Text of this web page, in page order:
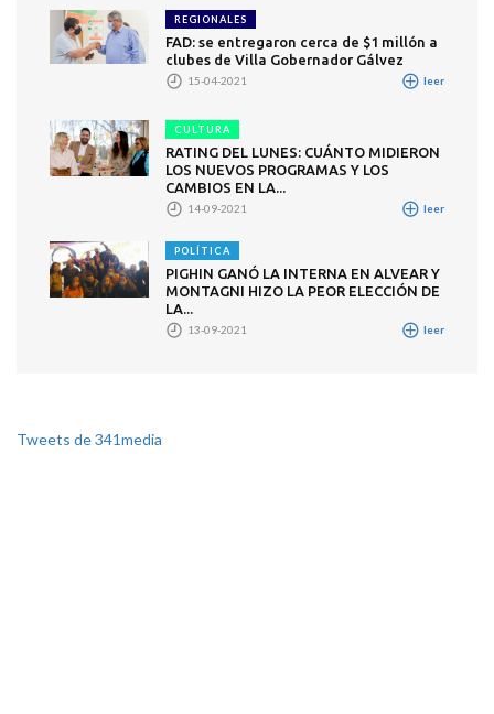
REGIONALES
FAD: se entregaron cerca de $1 millón a
clubes de Villa Gobernador Gálvez
15-04-2021 leer
CULTURA
RATING DEL LUNES: CUÁNTO MIDIERON
LOS NUEVOS PROGRAMAS Y LOS
CAMBIOS EN LA...
14-09-2021 leer
POLÍTICA
PIGHIN GANÓ LA INTERNA EN ALVEAR Y
MONTAGNI HIZO LA PEOR ELECCIÓN DE
LA...
13-09-2021 leer
Tweets de 341media